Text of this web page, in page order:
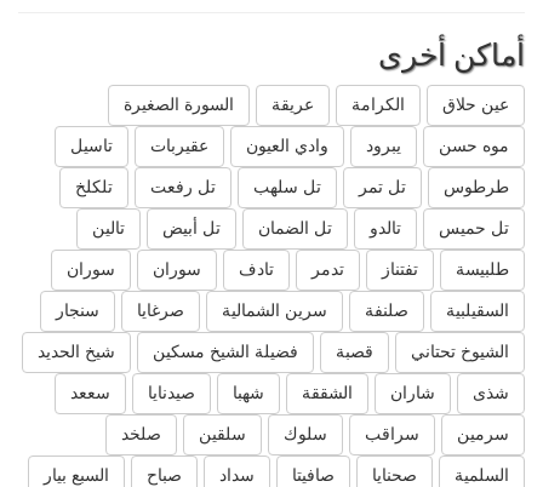
أماكن أخرى
عين حلاق الكرامة عريقة السورة الصغيرة
موه حسن يبرود وادي العيون عقيربات تاسيل
طرطوس تل تمر تل سلهب تل رفعت تلكلخ
تل حميس تالدو تل الضمان تل أبيض تالين
طلبيسة تفتناز تدمر تادف سوران سوران
السقيلبية صلنفة سرين الشمالية صرغايا سنجار
الشيوخ تحتاني قصبة فضيلة الشيخ مسكين شيخ الحديد
شذى شاران الشققة شهبا صيدنايا سععد
سرمين سراقب سلوك سلقين صلخد
السلمية صحنايا صافيتا سداد صباح السبع بيار